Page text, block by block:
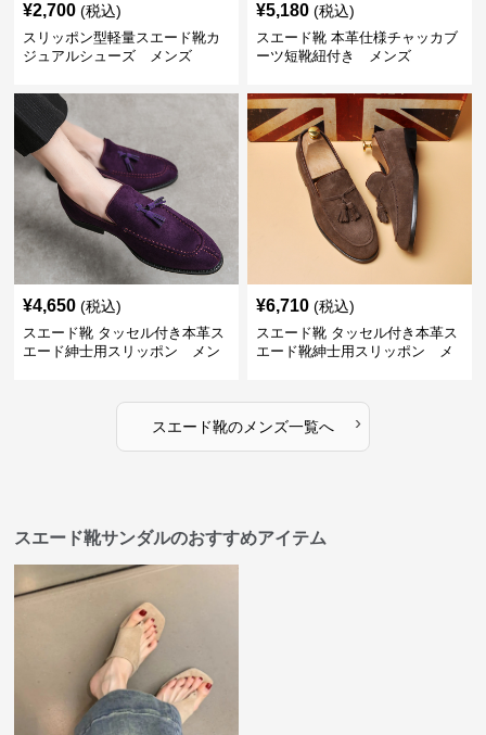
¥2,700 (税込)
スリッポン型軽量スエード靴カ
ジュアルシューズ メンズ
¥5,180 (税込)
スエード靴 本革仕様チャッカブ
ーツ短靴紐付き メンズ
¥4,650 (税込)
スエード靴 タッセル付き本革ス
エード紳士用スリッポン メン
¥6,710 (税込)
スエード靴 タッセル付き本革ス
エード靴紳士用スリッポン メ
スエード靴のメンズ一覧へ ›
スエード靴サンダルのおすすめアイテム